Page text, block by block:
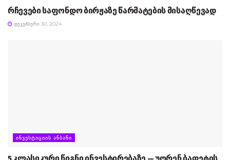
რჩევები საფონდო ბირჟაზე წარმატების მისაღწევად
ᲓᲔᲙᲔᲛᲑᲔᲠᲘ 30, 2024
ᲘᲜᲕᲔᲡᲢᲘᲪᲘᲘᲡ ᲐᲜᲑᲐᲜᲘ